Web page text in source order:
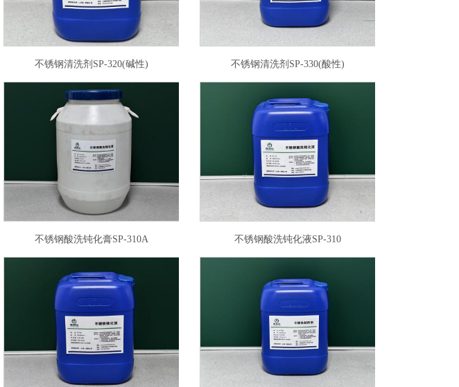
不锈钢清洗剂SP-320(碱性) 不锈钢清洗剂SP-330(酸性)
不锈钢酸洗钝化膏SP-310A 不锈钢酸洗钝化液SP-310